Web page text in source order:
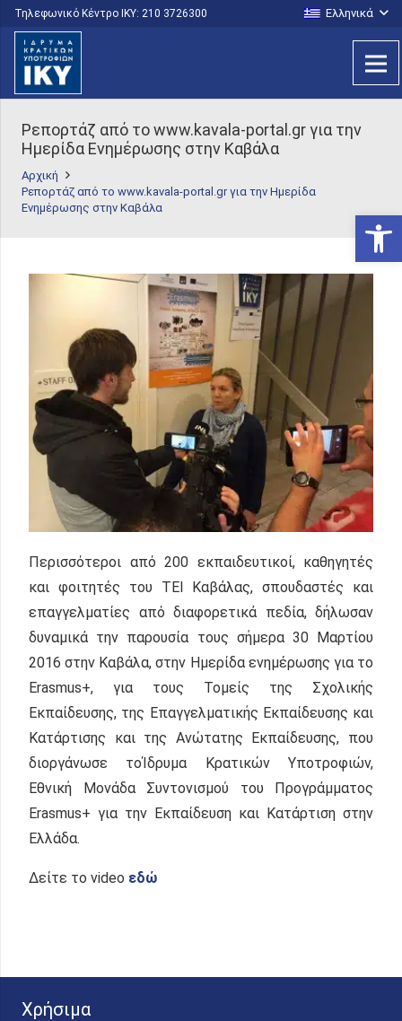
Τηλεφωνικό Κέντρο IKY: 210 3726300 Ελληνικά
Ρεπορτάζ από το www.kavala-portal.gr για την
Ημερίδα Ενημέρωσης στην Καβάλα
Αρχική
Ρεπορτάζ από το www.kavala-portal.gr για την Ημερίδα
Ενημέρωσης στην Καβάλα
Περισσότεροι από 200 εκπαιδευτικοί, καθηγητές
και φοιτητές του ΤΕΙ Καβάλας, σπουδαστές και
επαγγελματίες από διαφορετικά πεδία, δήλωσαν
δυναμικά την παρουσία τους σήμερα 30 Μαρτίου
2016 στην Καβάλα, στην Ημερίδα ενημέρωσης για το
Erasmus+, για τους Τομείς της Σχολικής
Εκπαίδευσης, της Επαγγελματικής Εκπαίδευσης και
Κατάρτισης και της Ανώτατης Εκπαίδευσης, που
διοργάνωσε τoΊδρυμα Κρατικών Υποτροφιών,
Εθνική Μονάδα Συντονισμού του Προγράμματος
Erasmus+ για την Εκπαίδευση και Κατάρτιση στην
Ελλάδα.
Δείτε το video εδώ
Χρήσιμα